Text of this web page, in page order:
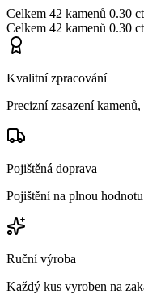
Celkem 42 kamenů 0.30 ct
Celkem 42 kamenů 0.30 ct
Kvalitní zpracování
Precizní zasazení
Pojištěná doprava
Pojištění na plnou
Ruční výroba
Každý kus vyroben na